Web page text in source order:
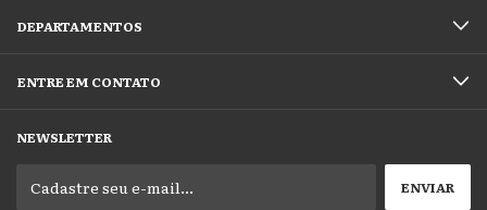
DEPARTAMENTOS
ENTRE EM CONTATO
NEWSLETTER